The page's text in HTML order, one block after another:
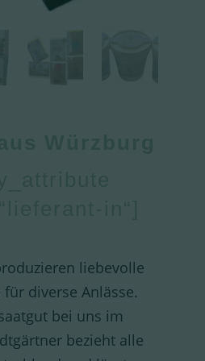
liebevolle
diverse Anlässe.
bei uns im
bezieht alle